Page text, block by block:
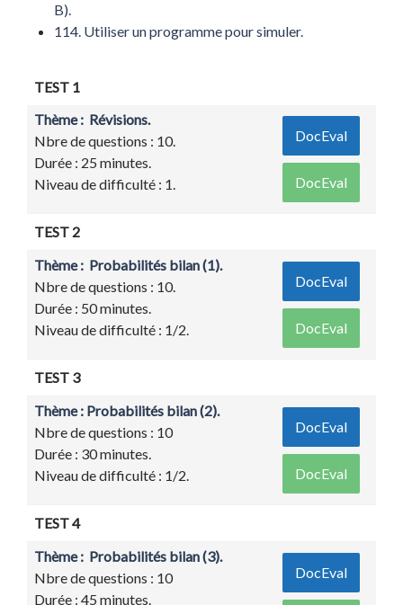
B).
114. Utiliser un programme pour simuler.
TEST 1
Thème : Révisions.
Nbre de questions : 10.
Durée : 25 minutes.
Niveau de difficulté : 1.
DocEval
DocEval
TEST 2
Thème : Probabilités bilan (1).
Nbre de questions : 10.
Durée : 50 minutes.
Niveau de difficulté : 1/2.
DocEval
DocEval
TEST 3
Thème : Probabilités bilan (2).
Nbre de questions : 10
Durée : 30 minutes.
Niveau de difficulté : 1/2.
DocEval
DocEval
TEST 4
Thème : Probabilités bilan (3).
Nbre de questions : 10
Durée : 45 minutes.
DocEval